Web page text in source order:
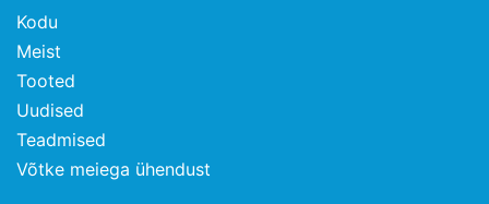
Kodu
Meist
Tooted
Uudised
Teadmised
Võtke meiega ühendust